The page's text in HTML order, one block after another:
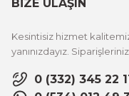
BİZE ULAŞIN
Kesintisiz hizmet
yanınızdayız.
0 (332) 345 22